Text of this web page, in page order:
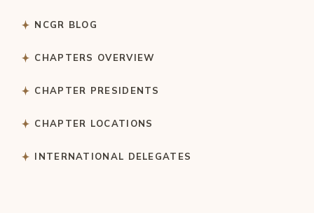
NCGR BLOG
CHAPTERS OVERVIEW
CHAPTER PRESIDENTS
CHAPTER LOCATIONS
INTERNATIONAL DELEGATES